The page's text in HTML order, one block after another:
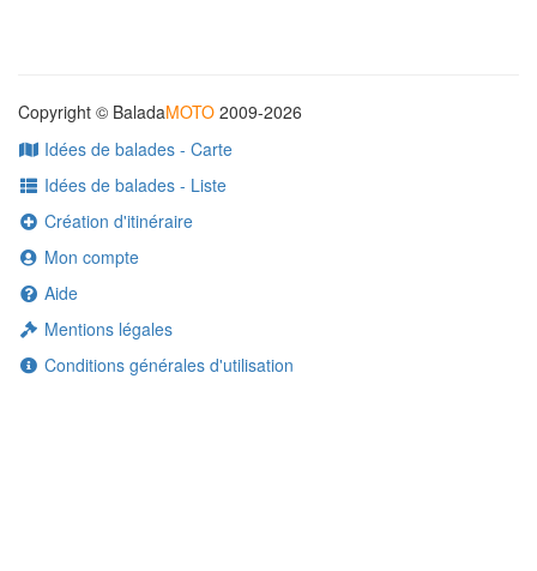
Copyright © BaladaMOTO 2009-2026
Idées de balades - Carte
Idées de balades - Liste
Création d'itinéraire
Mon compte
Aide
Mentions légales
Conditions générales d'utilisation